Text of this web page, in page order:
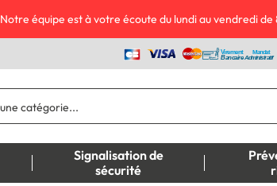
Notre équipe est à votre écoute du lundi au vendredi de
Signalisation de
sécurité